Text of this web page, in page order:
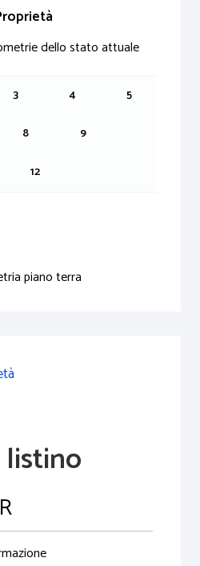
dello stato attuale
3 4 5
8 9
12
piano terra
listino